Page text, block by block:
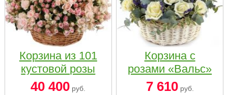
Корзина из 101
кустовой розы
нежных тонов
40 400 руб.
Корзина с
розами «Вальс»
7 610руб.